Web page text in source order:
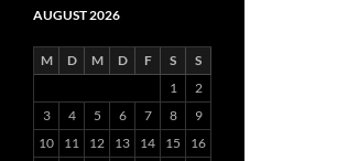
AUGUST 2026
M D M D F S
S
1
2
3
4 5 6 7 8
9
10
11 12 13 14 15
16